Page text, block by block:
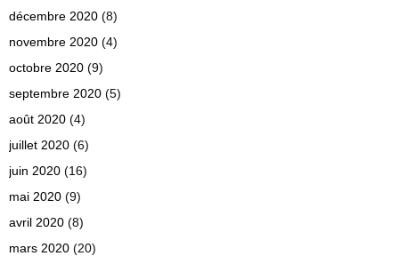
décembre 2020 (8)
novembre 2020 (4)
octobre 2020 (9)
septembre 2020 (5)
août 2020 (4)
juillet 2020 (6)
juin 2020 (16)
mai 2020 (9)
avril 2020 (8)
mars 2020 (20)